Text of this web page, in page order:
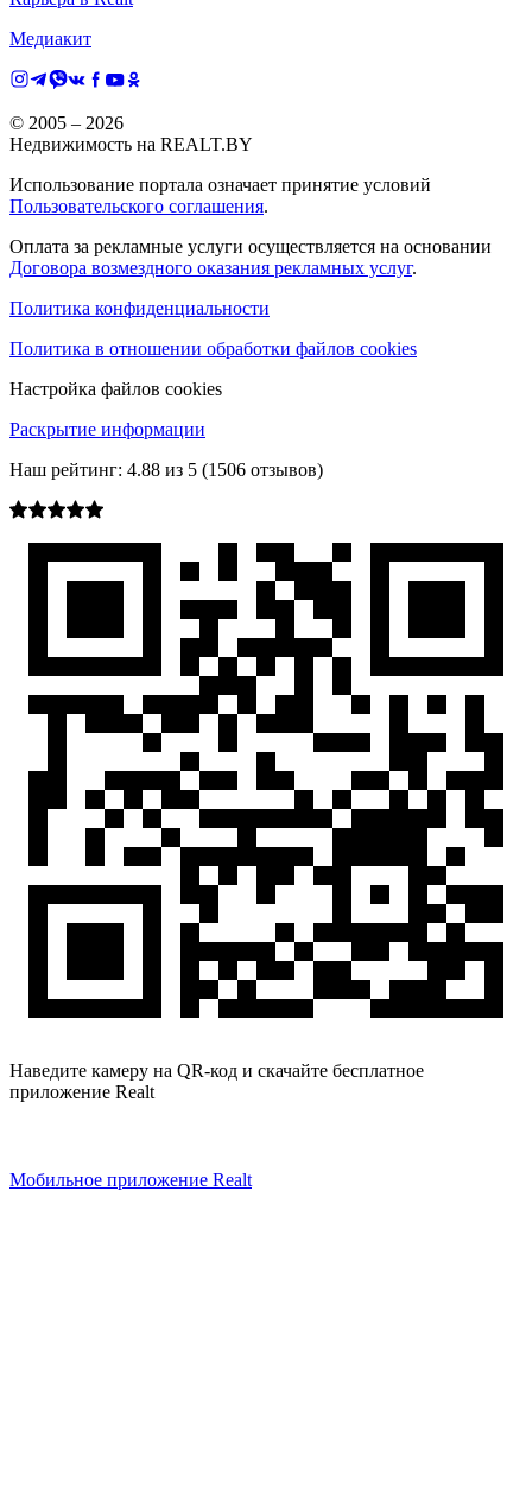
Медиакит
© 2005 – 2026
Недвижимость на REALT.BY
Использование портала означает принятие условий
Пользовательского соглашения.
Оплата за рекламные услуги осуществляется на основании
Договора возмездного оказания рекламных услуг.
Политика конфиденциальности
Политика в отношении обработки файлов cookies
Настройка файлов cookies
Раскрытие информации
Наш рейтинг: 4.88 из 5 (1506 отзывов)
Наведите камеру на QR-код и скачайте бесплатное
приложение Realt
Мобильное приложение Realt